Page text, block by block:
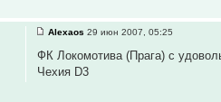
Alexaos 29 июн 2007, 05:25
ФК Локомотива (Прага) с
Чехия D3